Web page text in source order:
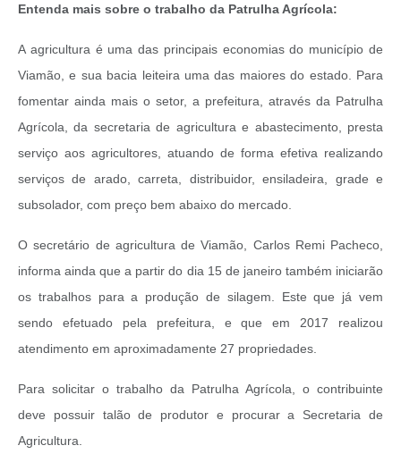
Entenda mais sobre o trabalho da Patrulha Agrícola:
A agricultura é uma das principais economias do município de
Viamão, e sua bacia leiteira uma das maiores do estado. Para
fomentar ainda mais o setor, a prefeitura, através da Patrulha
Agrícola, da secretaria de agricultura e abastecimento, presta
serviço aos agricultores, atuando de forma efetiva realizando
serviços de arado, carreta, distribuidor, ensiladeira, grade e
subsolador, com preço bem abaixo do mercado.
O secretário de agricultura de Viamão, Carlos Remi Pacheco,
informa ainda que a partir do dia 15 de janeiro também iniciarão
os trabalhos para a produção de silagem. Este que já vem
sendo efetuado pela prefeitura, e que em 2017 realizou
atendimento em aproximadamente 27 propriedades.
Para solicitar o trabalho da Patrulha Agrícola, o contribuinte
deve possuir talão de produtor e procurar a Secretaria de
Agricultura.